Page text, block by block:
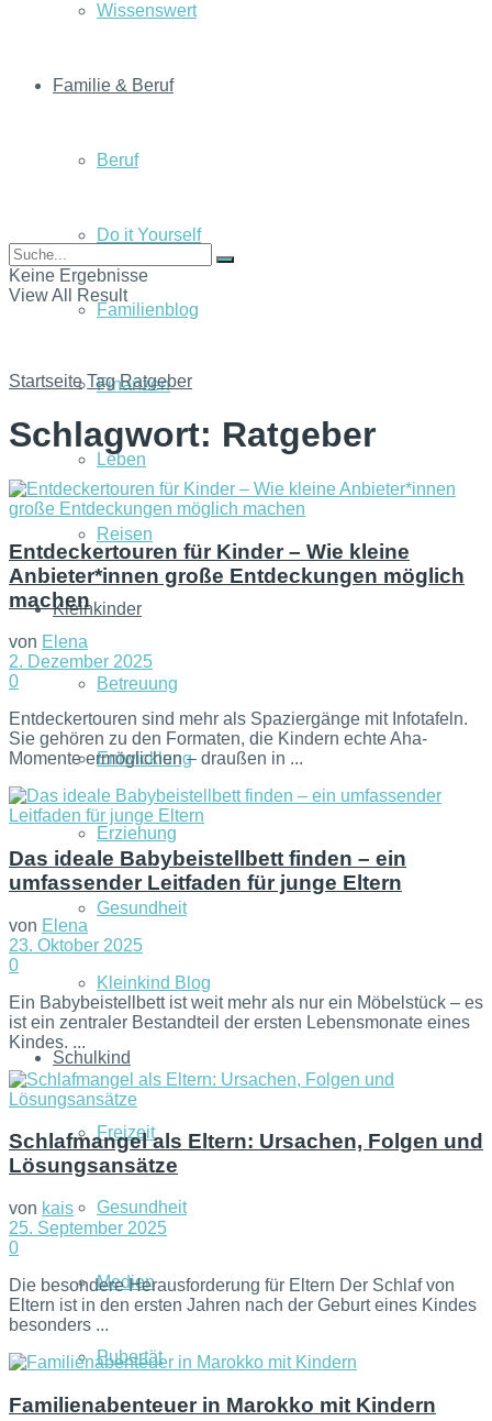
Wissenswert
Familie & Beruf
Beruf
Do it Yourself
Familienblog
Finanzen
Leben
Reisen
Kleinkinder
Betreuung
Entwicklung
Erziehung
Gesundheit
Kleinkind Blog
Schulkind
Freizeit
Gesundheit
Medien
Pubertät
Keine Ergebnisse
View All Result
Startseite Tag Ratgeber
Schlagwort: Ratgeber
Entdeckertouren für Kinder – Wie kleine
Anbieter*innen große Entdeckungen möglich
machen
von Elena
2. Dezember 2025
0
Entdeckertouren sind mehr als Spaziergänge mit Infotafeln.
Sie gehören zu den Formaten, die Kindern echte Aha-
Momente ermöglichen – draußen in ...
Das ideale Babybeistellbett finden – ein
umfassender Leitfaden für junge Eltern
von Elena
23. Oktober 2025
0
Ein Babybeistellbett ist weit mehr als nur ein Möbelstück – es
ist ein zentraler Bestandteil der ersten Lebensmonate eines
Kindes. ...
Schlafmangel als Eltern: Ursachen, Folgen und
Lösungsansätze
von kais
25. September 2025
0
Die besondere Herausforderung für Eltern Der Schlaf von
Eltern ist in den ersten Jahren nach der Geburt eines Kindes
besonders ...
Familienabenteuer in Marokko mit Kindern